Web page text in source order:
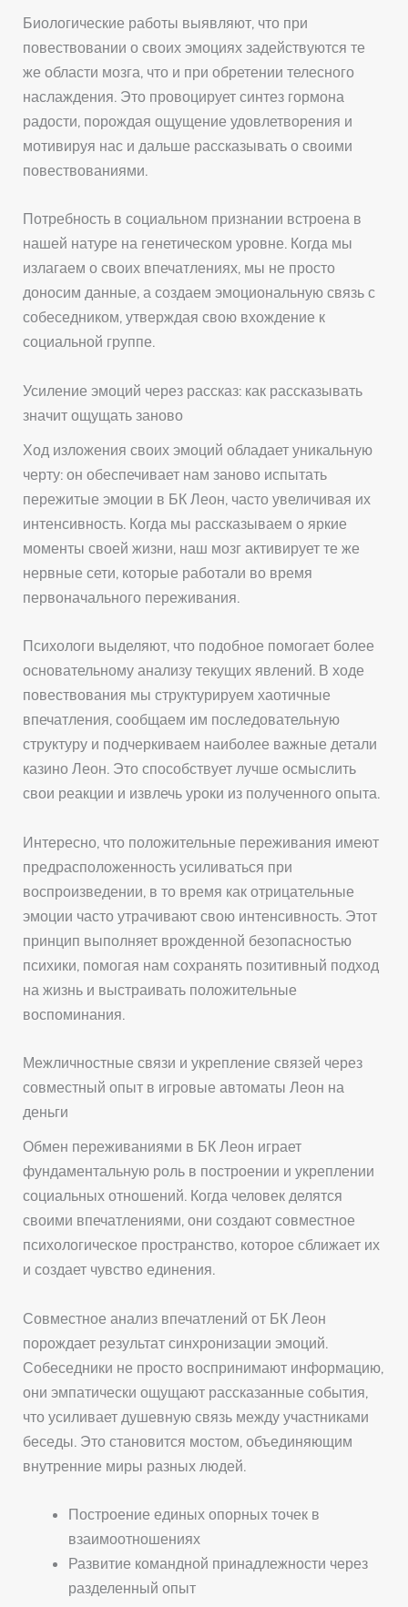
Биологические работы выявляют, что при
повествовании о своих эмоциях задействуются те
же области мозга, что и при обретении телесного
наслаждения. Это провоцирует синтез гормона
радости, порождая ощущение удовлетворения и
мотивируя нас и дальше рассказывать о своими
повествованиями.
Потребность в социальном признании встроена в
нашей натуре на генетическом уровне. Когда мы
излагаем о своих впечатлениях, мы не просто
доносим данные, а создаем эмоциональную связь с
собеседником, утверждая свою вхождение к
социальной группе.
Усиление эмоций через рассказ: как рассказывать
значит ощущать заново
Ход изложения своих эмоций обладает уникальную
черту: он обеспечивает нам заново испытать
пережитые эмоции в БК Леон, часто увеличивая их
интенсивность. Когда мы рассказываем о яркие
моменты своей жизни, наш мозг активирует те же
нервные сети, которые работали во время
первоначального переживания.
Психологи выделяют, что подобное помогает более
основательному анализу текущих явлений. В ходе
повествования мы структурируем хаотичные
впечатления, сообщаем им последовательную
структуру и подчеркиваем наиболее важные детали
казино Леон. Это способствует лучше осмыслить
свои реакции и извлечь уроки из полученного опыта.
Интересно, что положительные переживания имеют
предрасположенность усиливаться при
воспроизведении, в то время как отрицательные
эмоции часто утрачивают свою интенсивность. Этот
принцип выполняет врожденной безопасностью
психики, помогая нам сохранять позитивный подход
на жизнь и выстраивать положительные
воспоминания.
Межличностные связи и укрепление связей через
совместный опыт в игровые автоматы Леон на
деньги
Обмен переживаниями в БК Леон играет
фундаментальную роль в построении и укреплении
социальных отношений. Когда человек делятся
своими впечатлениями, они создают совместное
психологическое пространство, которое сближает их
и создает чувство единения.
Совместное анализ впечатлений от БК Леон
порождает результат синхронизации эмоций.
Собеседники не просто воспринимают информацию,
они эмпатически ощущают рассказанные события,
что усиливает душевную связь между участниками
беседы. Это становится мостом, объединяющим
внутренние миры разных людей.
Построение единых опорных точек в
взаимоотношениях
Развитие командной принадлежности через
разделенный опыт